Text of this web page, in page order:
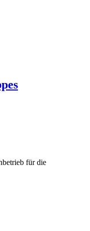
für die